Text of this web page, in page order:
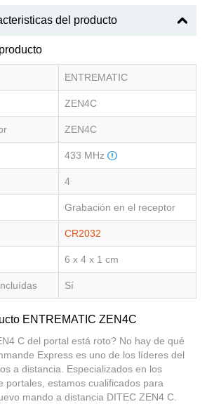
del producto
ENTREMATIC
ZEN4C
ZEN4C
433 MHz
4
Grabación en el receptor
CR2032
6 x 4 x 1 cm
Sí
ENTREMATIC ZEN4C
C del portal está roto? No hay de qué
Express es uno de los líderes del
a distancia. Especializados en los
portales, estamos cualificados para
mando a distancia DITEC ZEN4 C.